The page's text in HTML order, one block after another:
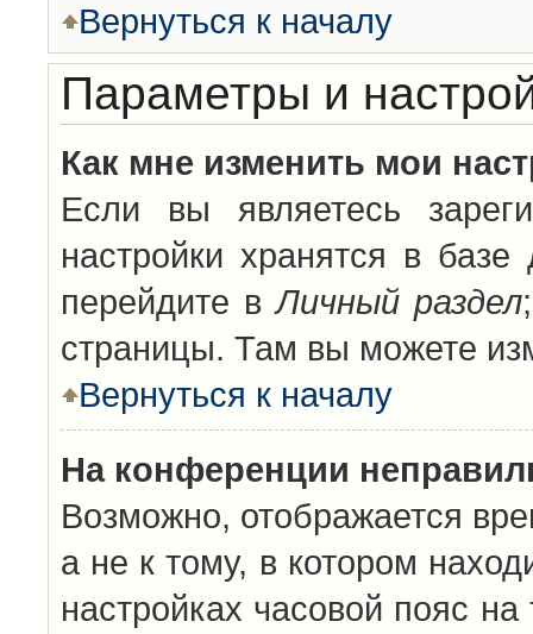
Вернуться к началу
Параметры и
Как мне изменить мои
Если вы являетесь
настройки хранятся в
перейдите вЛичный раздел
страницы. Там вы можете
Вернуться к началу
На конференции
Возможно, отображается
а не к тому, в котором
настройках часовой пояс